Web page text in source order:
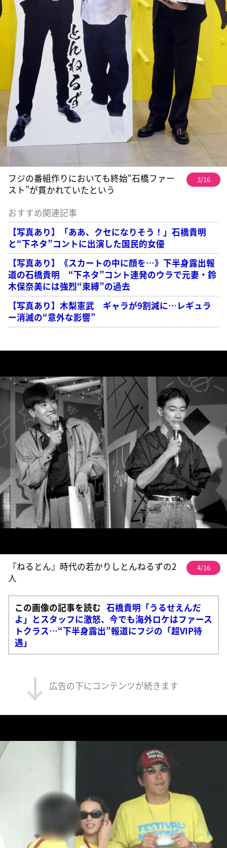
フジの番組作りにおいても終始“石橋ファー
スト”が貫かれていたという
3/16
おすすめ関連記事
【写真あり】「ああ、クセになりそう！」石橋貴明
と“下ネタ”コントに出演した国民的女優
【写真あり】《スカートの中に顔を…》下半身露出報
道の石橋貴明 “下ネタ”コント連発のウラで元妻・鈴
木保奈美には強烈“束縛”の過去
【写真あり】木梨憲武 ギャラが9割減に…レギュラ
ー消滅の“意外な影響”
『ねるとん』時代の若かりしとんねるずの2
人
4/16
この画像の記事を読む 石橋貴明「うるせえんだ
よ」とスタッフに激怒、今でも海外ロケはファース
トクラス…“下半身露出”報道にフジの「超VIP待
遇」
広告の下にコンテンツが続きます